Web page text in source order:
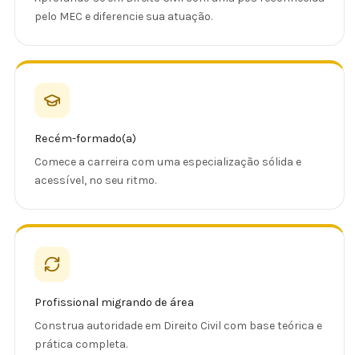
pelo MEC e diferencie sua atuação.
Recém-formado(a)
Comece a carreira com uma especialização sólida e
acessível, no seu ritmo.
Profissional migrando de área
Construa autoridade em Direito Civil com base teórica e
prática completa.